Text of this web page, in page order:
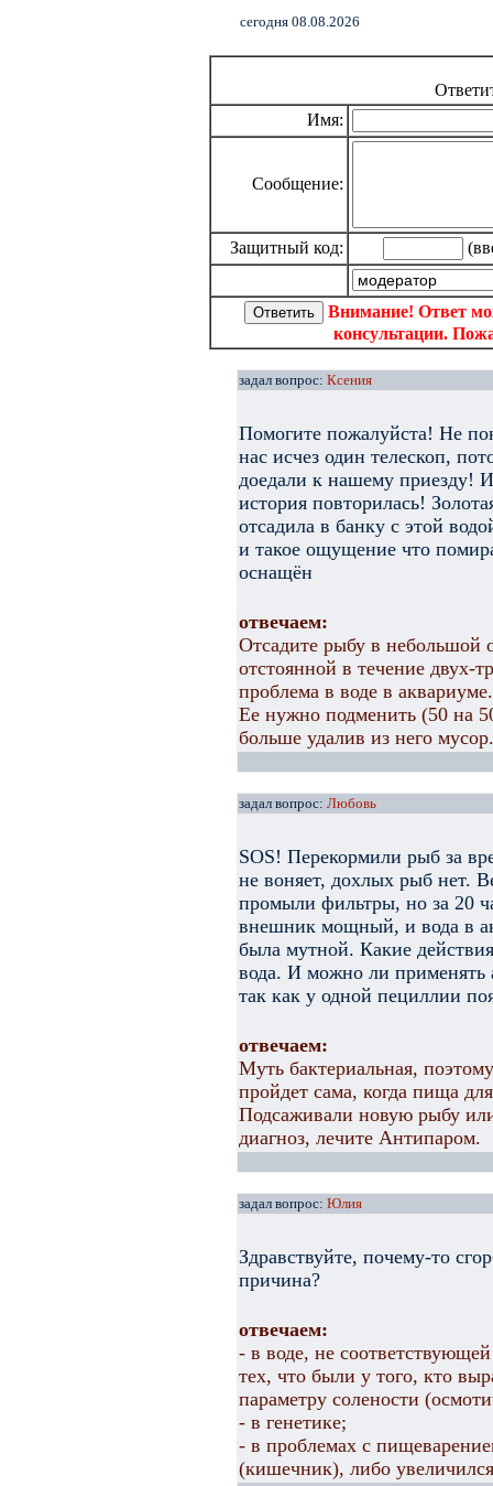
cегодня 08.08.2026
Имя:
Сообщение:
Защитный код:
Внимание! Ответ
консультации.
задал вопрос: Ксения
Помогите пожалуйста! Не
нас исчез один телескоп,
доедали к нашему приезду!
история повторилась!
отсадила в банку с этой
и такое ощущение что
оснащён
отвечаем:
Отсадите рыбу в небольшой
отстоянной в течение двух-
проблема в воде в аквариуме.
Ее нужно подменить (50 на
больше удалив из него мусор.
задал вопрос: Любовь
SOS! Перекормили рыб за
не воняет, дохлых рыб нет.
промыли фильтры, но за 20
внешник мощный, и вода в
была мутной. Какие
вода. И можно ли применять
так как у одной пециллии
отвечаем:
Муть бактериальная,
пройдет сама, когда пища
Подсаживали новую рыбу
диагноз, лечите Антипаром.
задал вопрос: Юлия
Здравствуйте, почему-то
причина?
отвечаем:
- в воде, не
тех, что были у того, кто
параметру солености
- в генетике;
- в проблемах с
(кишечник), либо